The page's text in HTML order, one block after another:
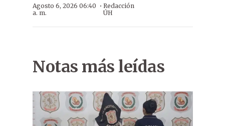
Agosto 6, 2026 06:40
a. m.
· Redacción
ÚH
Notas más leídas